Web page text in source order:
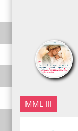
MML III